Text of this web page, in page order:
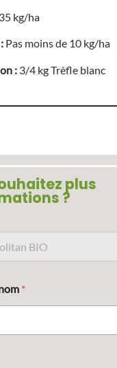
kg/ha
Pas moins de 10 kg/ha
: 3/4 kg Trèfle blanc
plus
?
*